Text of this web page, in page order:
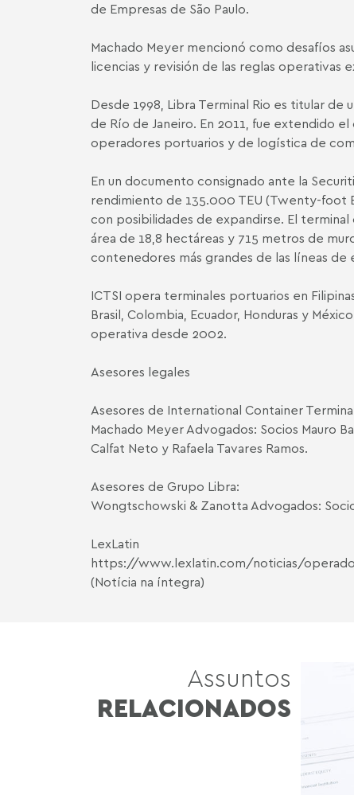
de Empresas de São Paulo.
Machado Meyer mencionó como desafíos
licencias y revisión de las reglas operativas
Desde 1998, Libra Terminal Rio es titular
de Río de Janeiro. En 2011, fue extendido
operadores portuarios y de logística de
En un documento consignado ante la
rendimiento de 135.000 TEU (Twenty-foot
con posibilidades de expandirse. El
área de 18,8 hectáreas y 715 metros de
contenedores más grandes de las líneas de
ICTSI opera terminales portuarios en
Brasil, Colombia, Ecuador, Honduras y
operativa desde 2002.
Asesores legales
Asesores de International Container
Machado Meyer Advogados: Socios Mauro
Calfat Neto y Rafaela Tavares Ramos.
Asesores de Grupo Libra:
Wongtschowski & Zanotta Advogados:
LexLatin
https://www.lexlatin.com/noticias/
(Notícia na íntegra)
Assuntos
RELACIONADOS